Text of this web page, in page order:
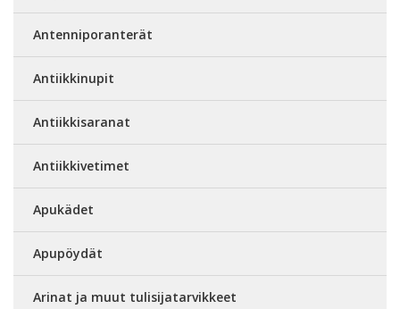
Antenniporanterät
Antiikkinupit
Antiikkisaranat
Antiikkivetimet
Apukädet
Apupöydät
Arinat ja muut tulisijatarvikkeet